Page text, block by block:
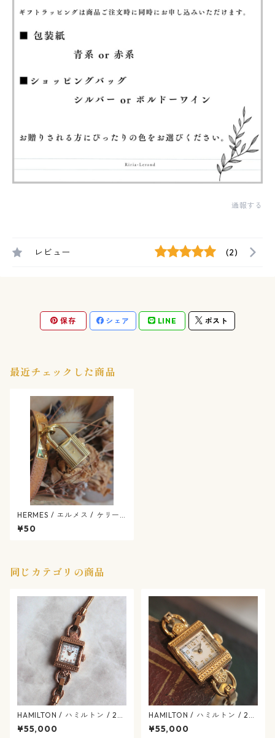
通報する
レビュー (2)
保存 シェア LINE ポスト
最近チェックした商品
HERMES / エルメス / ケリー
ウォッチ / Kelly / ヴィンテー
ジ / 箱付き / レディース / リ
¥50
同じカテゴリの商品
HAMILTON / ハミルトン / 28
0.002 / H31241113 / アメリ
カン クラシック / マザーオブ
¥55,000
HAMILTON / ハミルトン / 28
0.002 / H31.231.113 / アメリ
カン クラシック / マザーオブ
¥55,000